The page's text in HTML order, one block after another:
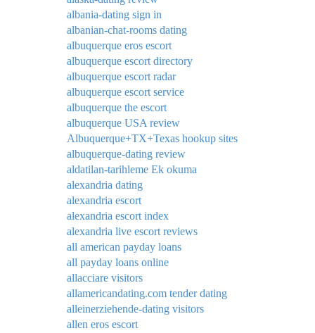
albania-dating sign in
albanian-chat-rooms dating
albuquerque eros escort
albuquerque escort directory
albuquerque escort radar
albuquerque escort service
albuquerque the escort
albuquerque USA review
Albuquerque+TX+Texas hookup sites
albuquerque-dating review
aldatilan-tarihleme Ek okuma
alexandria dating
alexandria escort
alexandria escort index
alexandria live escort reviews
all american payday loans
all payday loans online
allacciare visitors
allamericandating.com tender dating
alleinerziehende-dating visitors
allen eros escort